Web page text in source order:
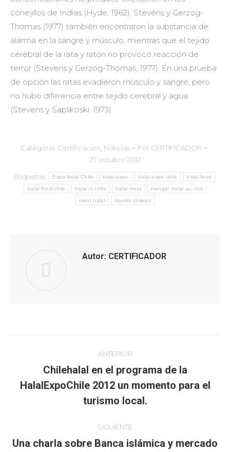
conejillos de Indias (Hyde, 1962). Stevens y Gerzog-
Thomas (1977) también encontraron la substancia de
alarma en la sangre y músculo, mientras que el tejido
cerebral de la rata y ratón no provocó reacción de
terror (Stevens y Gerzog-Thomas, 1977). En una prueba
de opción las ratas evadieron músculo y sangre, pero
no hubo diferencia entre tejido cerebral y agua
(Stevens y Saplikoski, 1973).
Categoría: Certificacion Noticias Por CERTIFICADOR
27 octubre 2012
Etiquetas: Expo halal Chile halal expo halal expo chile halal food
halal food chile halal in chile halal meat manger halal au chili
meat halal muslim chilean
Autor: CERTIFICADOR
entre
publicaciones
ANTERIOR
Publicación
anterior:
Chilehalal en el programa de la
HalalExpoChile 2012 un momento para el
turismo local.
SIGUIENTE
Una charla sobre Banca islámica y mercado